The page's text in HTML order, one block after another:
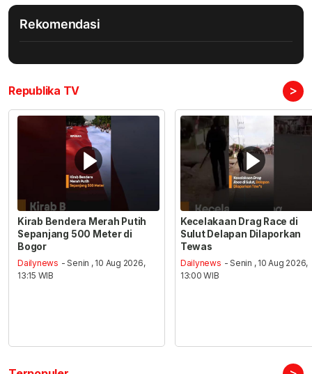
Rekomendasi
Republika TV >
Kirab Bendera Merah Putih
Sepanjang 500 Meter di
Bogor
Dailynews - Senin , 10 Aug 2026,
13:15 WIB
Kecelakaan Drag Race di
Sulut Delapan Dilaporkan
Tewas
Dailynews - Senin , 10 Aug 2026,
13:00 WIB